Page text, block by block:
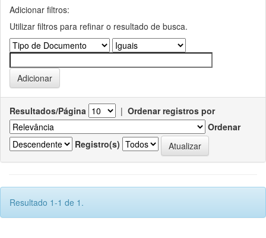
Adicionar filtros:
Utilizar filtros para refinar o resultado de busca.
Resultados/Página | Ordenar registros por
Ordenar
Registro(s)
Resultado 1-1 de 1.